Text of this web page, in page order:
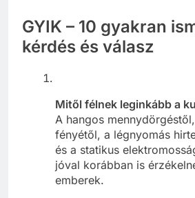
GYIK – 10 gyakran
kérdés és válasz
Mitől félnek leginkább a
A hangos
fényétől, a légnyomás
és a statikus
jóval korábban is
emberek.